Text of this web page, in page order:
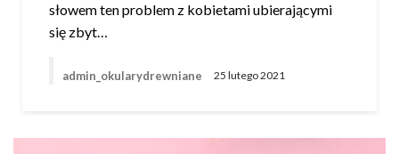
słowem ten problem z kobietami ubierającymi
się zbyt…
admin_okularydrewniane 25 lutego 2021